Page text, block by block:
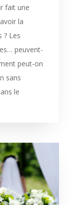
fait une
la
? Les
peuvent-
peut-on
sans
le